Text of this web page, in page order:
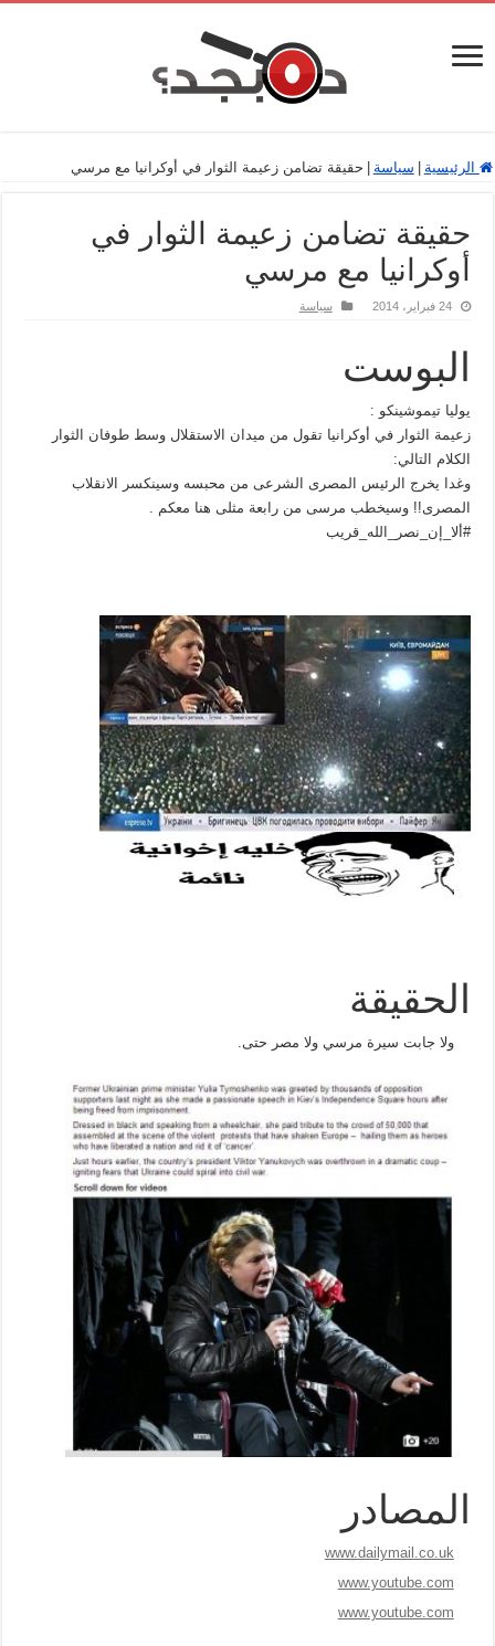
الرئيسية سياسة حقيقة تضامن زعيمة الثوار في أوكرانيا مع مرسي
حقيقة تضامن زعيمة الثوار في
أوكرانيا مع مرسي
24 فبراير، 2014 سياسة
البوست
يوليا تيموشينكو :
زعيمة الثوار في أوكرانيا تقول من ميدان الاستقلال وسط طوفان الثوار
الكلام التالي:
وغدا يخرج الرئيس المصرى الشرعى من محبسه وسينكسر الانقلاب
المصرى!! وسيخطب مرسى من رابعة مثلى هنا معكم .
#‏ألا_إن_نصر_الله_قريب
الحقيقة
ولا جابت سيرة مرسي ولا مصر حتى.
المصادر
www.dailymail.co.uk
www.youtube.com
www.youtube.com